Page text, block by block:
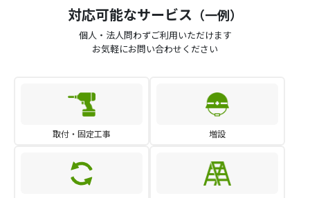
対応可能なサービス （一例）
個人・法人問わずご利用いただけます
お気軽にお問い合わせください
取付・固定工事 増設